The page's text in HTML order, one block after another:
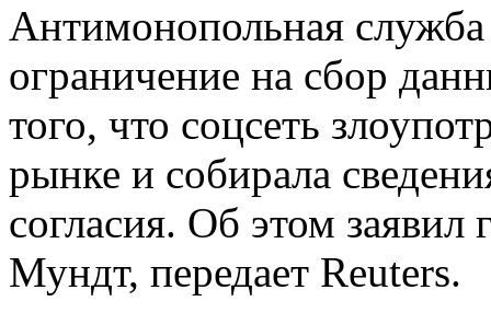
Антимонопольная
ограничение на сбор
того, что соцсеть
рынке и собирала
согласия. Об этом заявил
Мундт, передает Reuters.